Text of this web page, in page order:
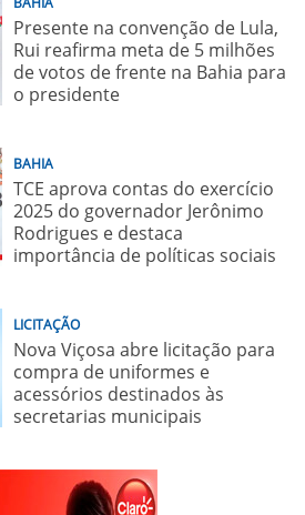
Presente na convenção de Lula,
Rui reafirma meta de 5 milhões
de votos de frente na Bahia para
o presidente
BAHIA
TCE aprova contas do exercício
2025 do governador Jerônimo
Rodrigues e destaca
importância de políticas sociais
LICITAÇÃO
Nova Viçosa abre licitação para
compra de uniformes e
acessórios destinados às
secretarias municipais